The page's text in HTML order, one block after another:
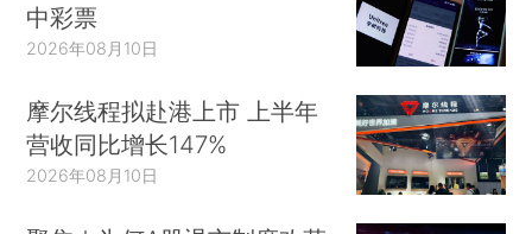
中彩票
2026年08月10日
摩尔线程拟赴港上市 上半年
营收同比增长147%
2026年08月10日